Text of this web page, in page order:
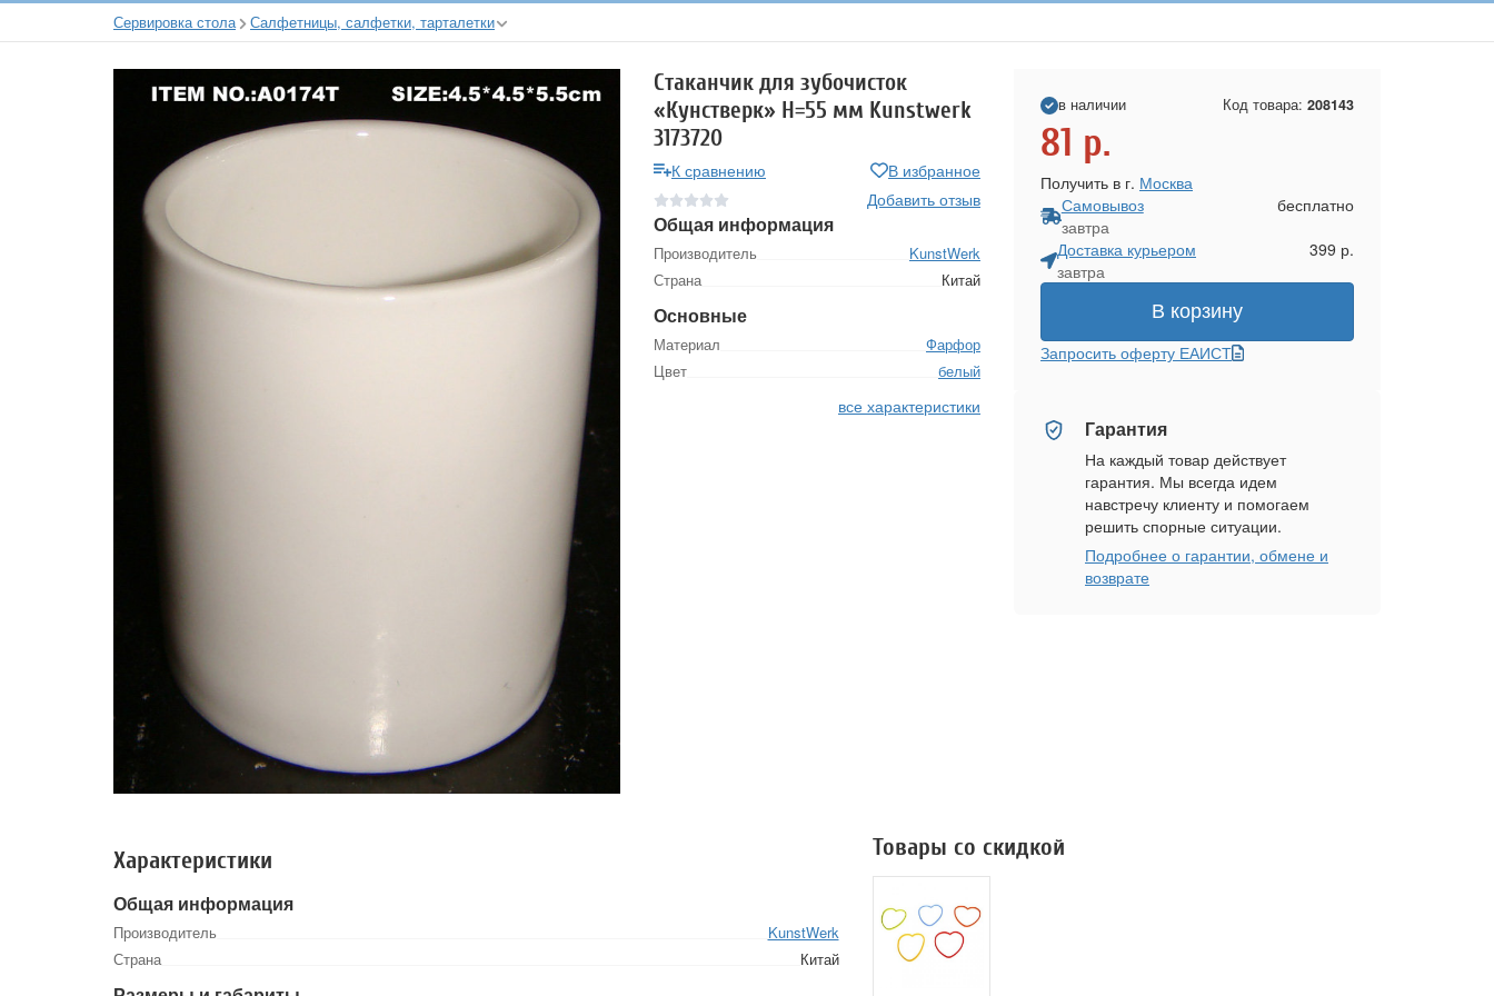
Сервировка стола Салфетницы, салфетки, тарталетки
Стаканчик для зубочисток
«Кунстверк» H=55 мм Kunstwerk
3173720
К сравнению
В избранное
Добавить отзыв
Общая информация
Производитель
KunstWerk
Страна
Китай
Основные
Материал
Фарфор
Цвет
белый
все характеристики
в наличии Код товара: 208143
81 р.
Получить в г. Москва
Самовывоз
завтра
бесплатно
Доставка курьером
завтра
399 р.
В корзину
Запросить оферту ЕАИСТ
Гарантия
На каждый товар действует
гарантия. Мы всегда идем
навстречу клиенту и помогаем
решить спорные ситуации.
Подробнее о гарантии, обмене и
возврате
Характеристики
Общая информация
Производитель
KunstWerk
Страна
Китай
Товары со скидкой